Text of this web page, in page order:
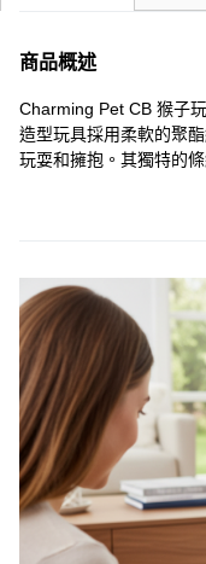
商品概述
Charming Pet CB 猴子
造型玩具採用柔軟的聚
玩耍和擁抱。其獨特的
您的愛犬帶來樂趣，還